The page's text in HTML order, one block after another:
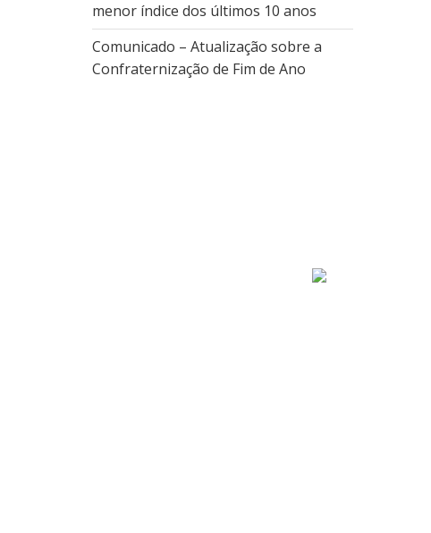
menor índice dos últimos 10 anos
Comunicado – Atualização sobre a
Confraternização de Fim de Ano